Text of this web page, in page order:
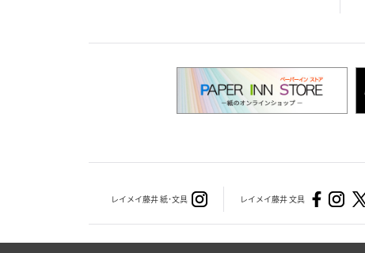
レイメイ藤井 紙･文具 レイメイ藤井 文具